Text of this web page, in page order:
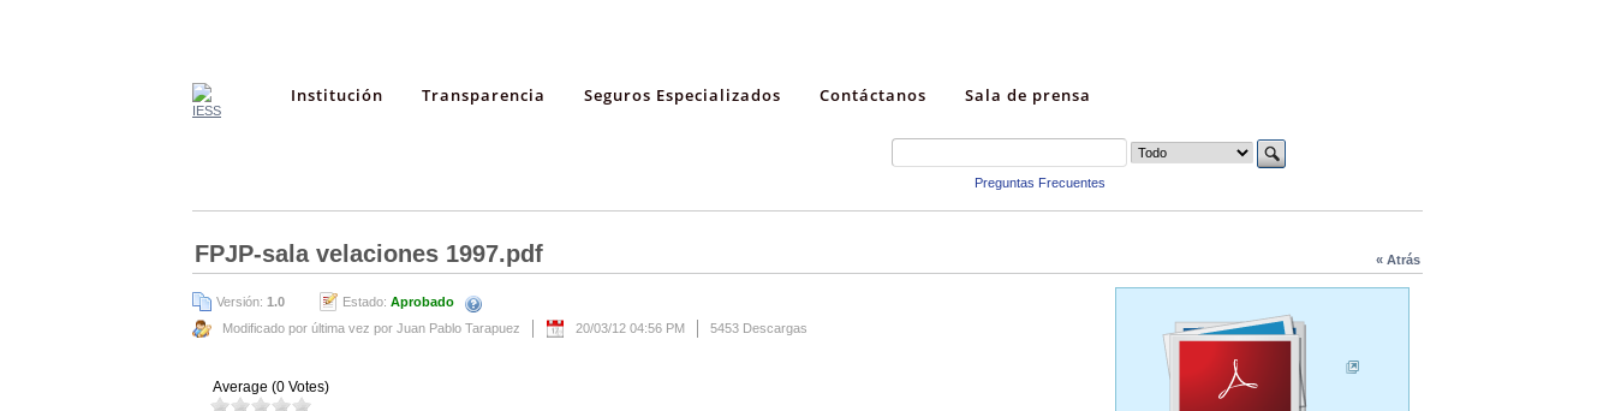
Institución Transparencia Seguros Especializados Contáctanos Sala de prensa
Preguntas Frecuentes
« Atrás
FPJP-sala velaciones 1997.pdf
Versión: 1.0 Estado: Aprobado
Modificado por última vez por Juan Pablo Tarapuez
20/03/12 04:56 PM 5453 Descargas
Average (0 Votes)